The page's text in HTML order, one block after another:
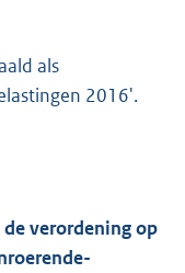
als
2016'.
verordening op